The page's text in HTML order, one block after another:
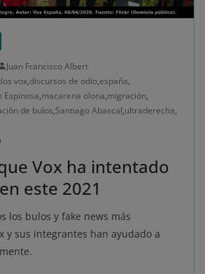
Juan Francisco Albert
vox,discursos de odio,españa,
Espinosa,macarena olona,migración,
de bulos,Santiago Abascal,ultraderecha,
Vox ha intentado
este 2021
los bulos y fake news más
y sus integrantes han ayudado a